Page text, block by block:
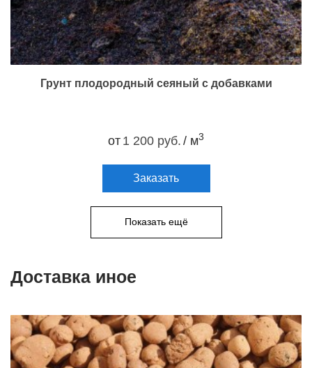
Грунт плодородный сеяный с добавками
от 1 200 руб. / м3
Заказать
Показать ещё
Доставка иное